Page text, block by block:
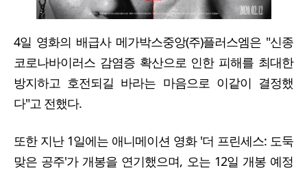
4일 영화의 배급사 메가박스중앙(주)플러스엠은 "신종
코로나바이러스 감염증 확산으로 인한 피해를 최대한
방지하고 호전되길 바라는 마음으로 이같이 결정했
다"고 전했다.
또한 지난 1일에는 애니메이션 영화 '더 프린세스: 도둑
맞은 공주'가 개봉을 연기했으며, 오는 12일 개봉 예정